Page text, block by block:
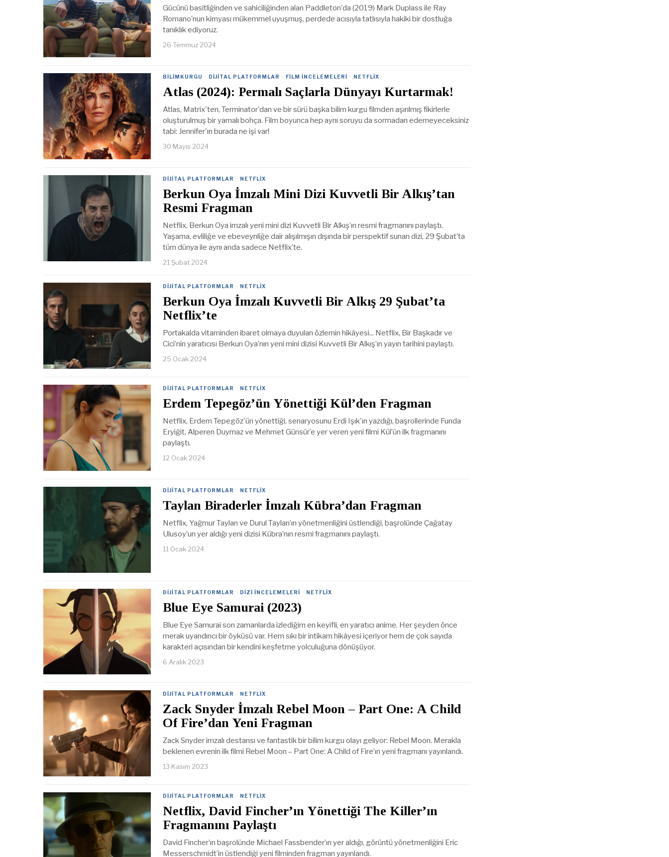
Gücünü basitliğinden ve sahiciliğinden alan Paddleton'da (2019) Mark Duplass ile Ray
Romano’nun kimyası mükemmel uyuşmuş, perdede acısıyla tatlısıyla hakiki bir dostluğa
tanıklık ediyoruz.
26 Temmuz 2024
BILIMKURGU · DIJITAL PLATFORMLAR · FILM İNCELEMELERI · NETFLIX
Atlas (2024): Permalı Saçlarla Dünyayı Kurtarmak!
Atlas, Matrix'ten, Terminator'dan ve bir sürü başka bilim kurgu filmden aşırılmış fikirlerle
oluşturulmuş bir yamalı bohça. Film boyunca hep aynı soruyu da sormadan edemeyeceksiniz
tabi: Jennifer'ın burada ne işi var!
30 Mayıs 2024
DIJITAL PLATFORMLAR · NETFLIX
Berkun Oya İmzalı Mini Dizi Kuvvetli Bir Alkış’tan
Resmi Fragman
Netflix, Berkun Oya imzalı yeni mini dizi Kuvvetli Bir Alkış’ın resmi fragmanını paylaştı.
Yaşama, evliliğe ve ebeveynliğe dair alışılmışın dışında bir perspektif sunan dizi, 29 Şubat’ta
tüm dünya ile aynı anda sadece Netflix’te.
21 Şubat 2024
DIJITAL PLATFORMLAR · NETFLIX
Berkun Oya İmzalı Kuvvetli Bir Alkış 29 Şubat’ta
Netflix’te
Portakalda vitaminden ibaret olmaya duyulan özlemin hikâyesi... Netflix, Bir Başkadır ve
Cici’nin yaratıcısı Berkun Oya’nın yeni mini dizisi Kuvvetli Bir Alkış’ın yayın tarihini paylaştı.
25 Ocak 2024
DIJITAL PLATFORMLAR · NETFLIX
Erdem Tepegöz’ün Yönettiği Kül’den Fragman
Netflix, Erdem Tepegöz'ün yönettiği, senaryosunu Erdi Işık'ın yazdığı, başrollerinde Funda
Eryiğit, Alperen Duymaz ve Mehmet Günsür’e yer veren yeni filmi Kül’ün ilk fragmanını
paylaştı.
12 Ocak 2024
DIJITAL PLATFORMLAR · NETFLIX
Taylan Biraderler İmzalı Kübra’dan Fragman
Netflix, Yağmur Taylan ve Durul Taylan’ın yönetmenliğini üstlendiği, başrolünde Çağatay
Ulusoy’un yer aldığı yeni dizisi Kübra’nın resmi fragmanını paylaştı.
11 Ocak 2024
DIJITAL PLATFORMLAR · DIZI İNCELEMELERI · NETFLIX
Blue Eye Samurai (2023)
Blue Eye Samurai son zamanlarda izlediğim en keyifli, en yaratıcı anime. Her şeyden önce
merak uyandırıcı bir öyküsü var. Hem sıkı bir intikam hikâyesi içeriyor hem de çok sayıda
karakteri açısından bir kendini keşfetme yolculuğuna dönüşüyor.
6 Aralık 2023
DIJITAL PLATFORMLAR · NETFLIX
Zack Snyder İmzalı Rebel Moon – Part One: A Child
Of Fire’dan Yeni Fragman
Zack Snyder imzalı destansı ve fantastik bir bilim kurgu olayı geliyor: Rebel Moon. Merakla
beklenen evrenin ilk filmi Rebel Moon – Part One: A Child of Fire’ın yeni fragmanı yayınlandı.
13 Kasım 2023
DIJITAL PLATFORMLAR · NETFLIX
Netflix, David Fincher’ın Yönettiği The Killer’ın
Fragmanını Paylaştı
David Fincher’ın başrolünde Michael Fassbender’ın yer aldığı, görüntü yönetmenliğini Eric
Messerschmidt’in üstlendiği yeni filminden fragman yayınlandı.